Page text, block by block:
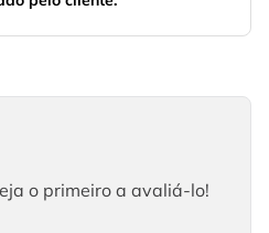
o primeiro a avaliá-lo!